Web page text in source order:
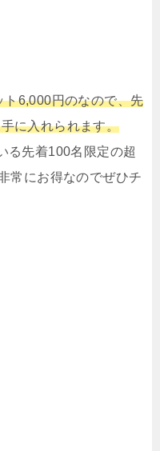
6,000円のなので、先
に入れられます。
る先着100名限定の超
常にお得なのでぜひチ